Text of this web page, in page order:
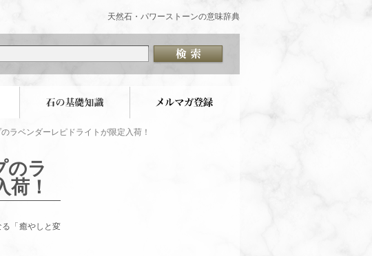
天然石・パワーストーンの意味辞典
ラベンダーレピドライトが限定入荷！
のラ
！
「癒やしと変